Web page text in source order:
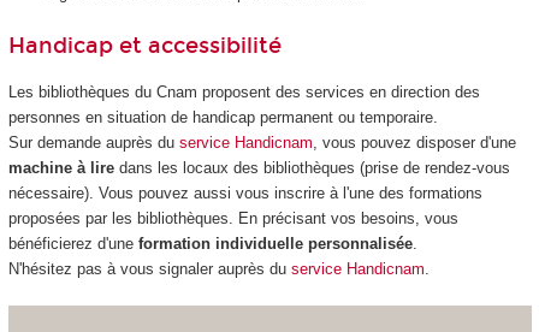
Handicap et accessibilité
Les bibliothèques du Cnam proposent des services en direction des
personnes en situation de handicap permanent ou temporaire.
Sur demande auprès du service Handicnam, vous pouvez disposer d'une
machine à liredans les locaux des bibliothèques (prise de rendez-vous
nécessaire). Vous pouvez aussi vous inscrire à l'une des formations
proposées par les bibliothèques. En précisant vos besoins, vous
bénéficierez d'une formation individuelle personnalisée.
N'hésitez pas à vous signaler auprès du service Handicnam.